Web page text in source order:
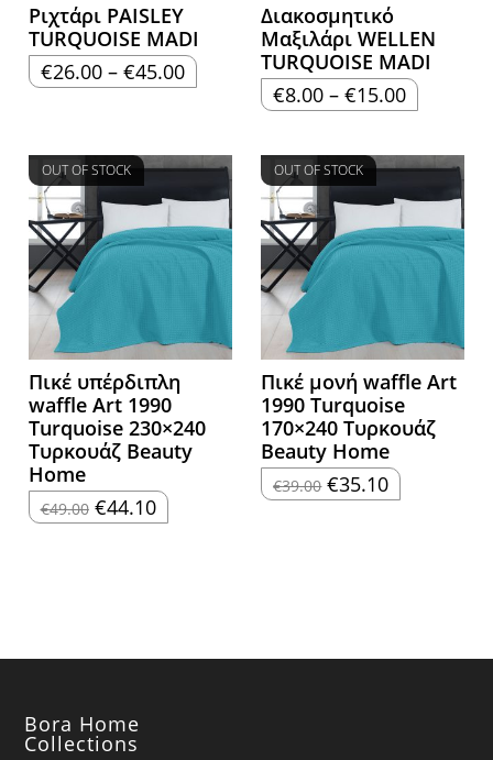
Ριχτάρι PAISLEY
TURQUOISE MADI
€26.00 – €45.00Price
range:
Διακοσμητικό
Μαξιλάρι WELLEN
TURQUOISE MADI
€8.00 – €15.00Price
range:
€15.00
OUT OF STOCK
Πικέ υπέρδιπλη
waffle Art 1990
Turquoise 230×240
Τυρκουάζ Beauty
Home
€49.00 Original
price
€44.10Η
τρέχουσα
OUT OF STOCK
Πικέ μονή waffle Art
1990 Turquoise
170×240 Τυρκουάζ
Beauty Home
€39.00 Original
price
€35.10Η
τρέχουσα
Bora Home
Collections